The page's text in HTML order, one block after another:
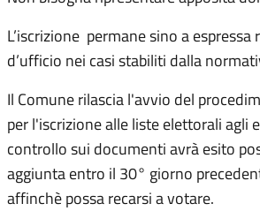
L’iscrizione permane sino a
d’ufficio nei casi stabiliti dalla
Il Comune rilascia l'avvio del
per l'iscrizione alle liste elettorali agli
controllo sui documenti avrà esito
aggiunta entro il 30° giorno
affinchè possa recarsi a votare.